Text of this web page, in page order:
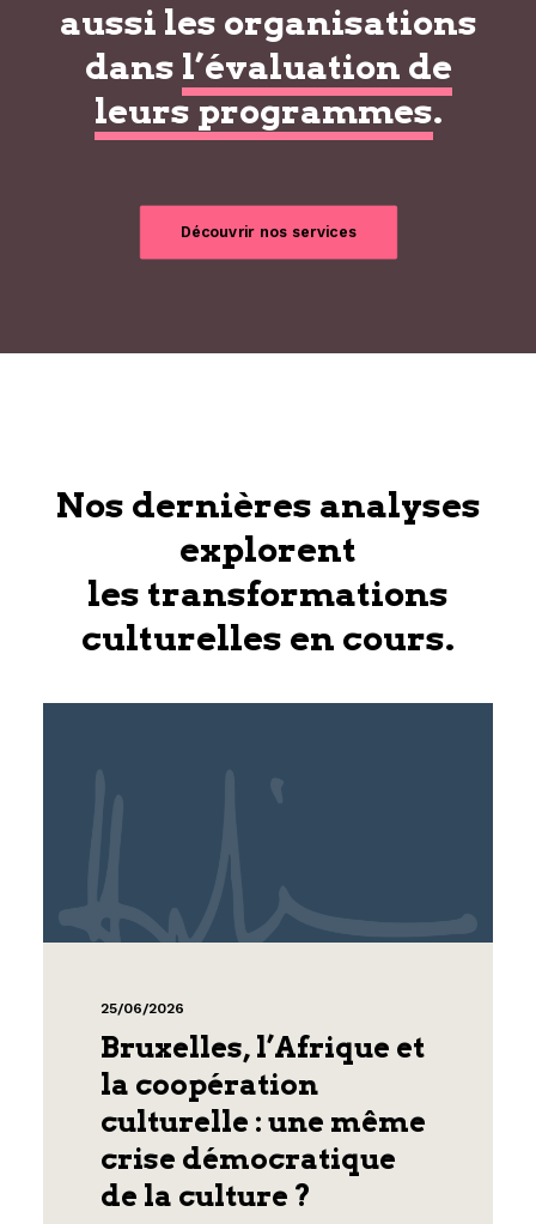
aussi les organisations
dans l’évaluation de
leurs programmes.
Découvrir nos services
Nos dernières analyses
explorent
les transformations
culturelles en cours.
25/06/2026
Bruxelles, l’Afrique et
la coopération
culturelle : une même
crise démocratique
de la culture ?